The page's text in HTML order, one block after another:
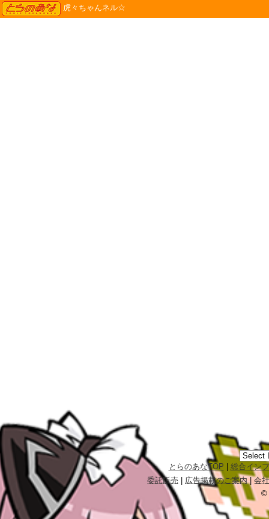
TORANOANA
虎々ちゃんネル☆
とらのあなTOP
総合イン
委託販売
広告掲載のご案内|会
©